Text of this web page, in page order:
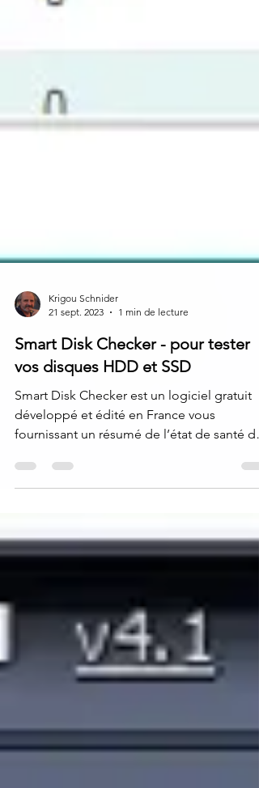
21 sept. 2023
1 min de lecture
Smart Disk Checker - pour tester
vos disques HDD et SSD
Smart Disk Checker est un logiciel gratuit
développé et édité en France vous
fournissant un résumé de l’état de santé de